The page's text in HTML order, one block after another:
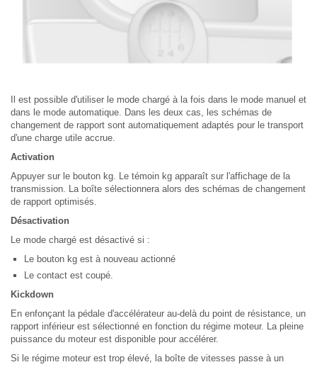
Il est possible d'utiliser le mode chargé à la fois dans le mode manuel et
dans le mode automatique. Dans les deux cas, les schémas de
changement de rapport sont automatiquement adaptés pour le transport
d'une charge utile accrue.
Activation
Appuyer sur le bouton kg. Le témoin kg apparaît sur l'affichage de la
transmission. La boîte sélectionnera alors des schémas de changement
de rapport optimisés.
Désactivation
Le mode chargé est désactivé si :
Le bouton kg est à nouveau actionné
Le contact est coupé.
Kickdown
En enfonçant la pédale d'accélérateur au-delà du point de résistance, un
rapport inférieur est sélectionné en fonction du régime moteur. La pleine
puissance du moteur est disponible pour accélérer.
Si le régime moteur est trop élevé, la boîte de vitesses passe à un